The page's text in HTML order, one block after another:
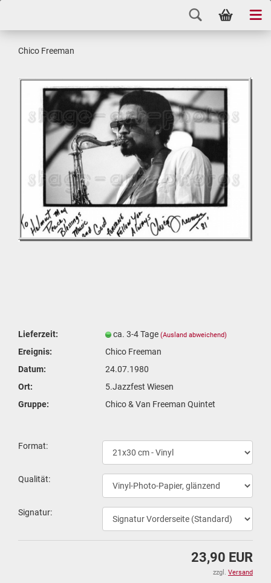
Chico Free­man
Lieferzeit: ca. 3-4 Tage(Ausland abweichend)
Ereignis:
Chico Freeman
Datum:
24.07.1980
Ort:
5.Jazzfest Wiesen
Gruppe:
Chico & Van Freeman Quintet
For­mat:
Qua­li­tät:
Si­gna­tur:
23,90 EUR
zzgl. Versand